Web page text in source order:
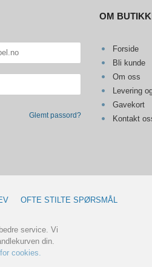
Glemt passord?
OM
Forside
Bli kunde
Om oss
Levering
Gavekort
Kontakt
OFTE STILTE SPØRSMÅL
service. Vi
din.
cookies.